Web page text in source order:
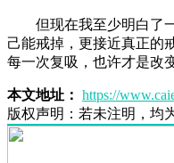
但现在我至少明白了
己能戒掉，更接近真正的
每一次复吸，也许才是改
本文地址： https://
版权声明： 若未注明，均